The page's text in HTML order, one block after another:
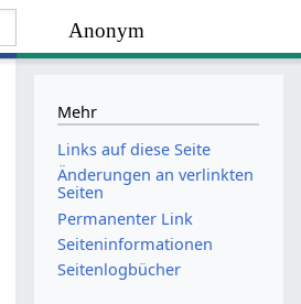
Anonym
Mehr
Links auf diese Seite
Änderungen an verlinkten
Seiten
Permanenter Link
Seiten­­informationen
Seitenlogbücher